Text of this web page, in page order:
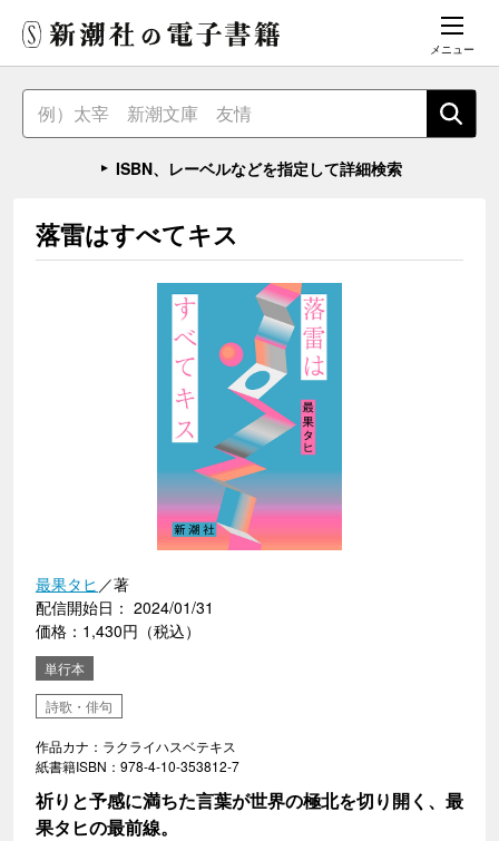
メニュー
ISBN、レーベルなどを指定して詳細検索
落雷はすべてキス
最果タヒ ／著
配信開始日： 2024/01/31
価格：1,430円（税込）
単行本
詩歌・俳句
作品カナ：ラクライハスベテキス
紙書籍ISBN：978-4-10-353812-7
祈りと予感に満ちた言葉が世界の極北を切り開く、最
果タヒの最前線。